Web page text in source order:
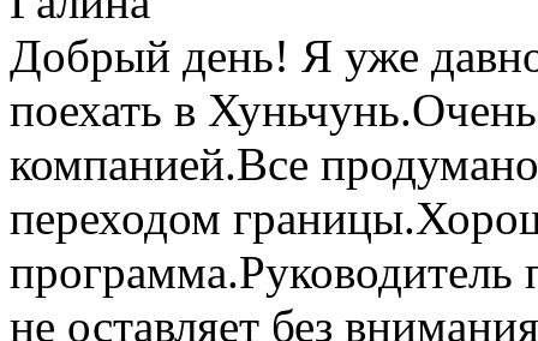
Добрый день! Я уже
поехать в
компанией.Все
переходом
программа.Руководитель
не оставляет без